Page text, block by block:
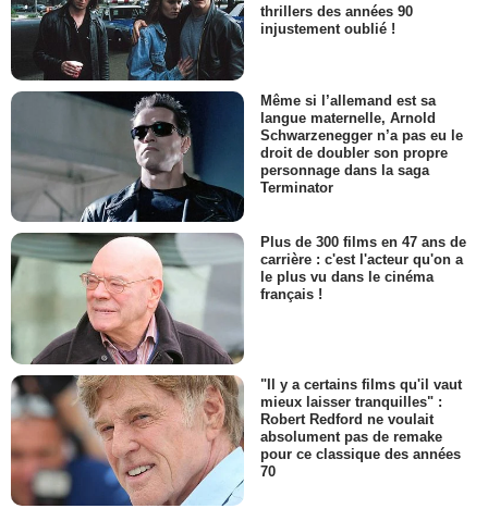
thrillers des années 90
injustement oublié !
Même si l’allemand est sa
langue maternelle, Arnold
Schwarzenegger n’a pas eu le
droit de doubler son propre
personnage dans la saga
Terminator
Plus de 300 films en 47 ans de
carrière : c'est l'acteur qu'on a
le plus vu dans le cinéma
français !
"Il y a certains films qu'il vaut
mieux laisser tranquilles" :
Robert Redford ne voulait
absolument pas de remake
pour ce classique des années
70